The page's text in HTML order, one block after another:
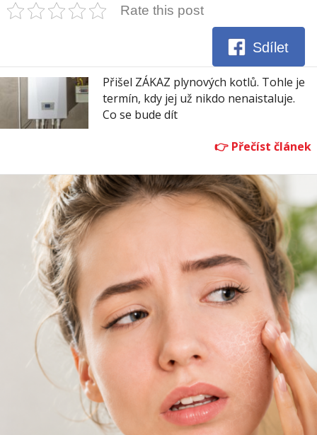
Rate this post
Sdílet
Přišel ZÁKAZ plynových kotlů. Tohle je
termín, kdy jej už nikdo nenaistaluje.
Co se bude dít